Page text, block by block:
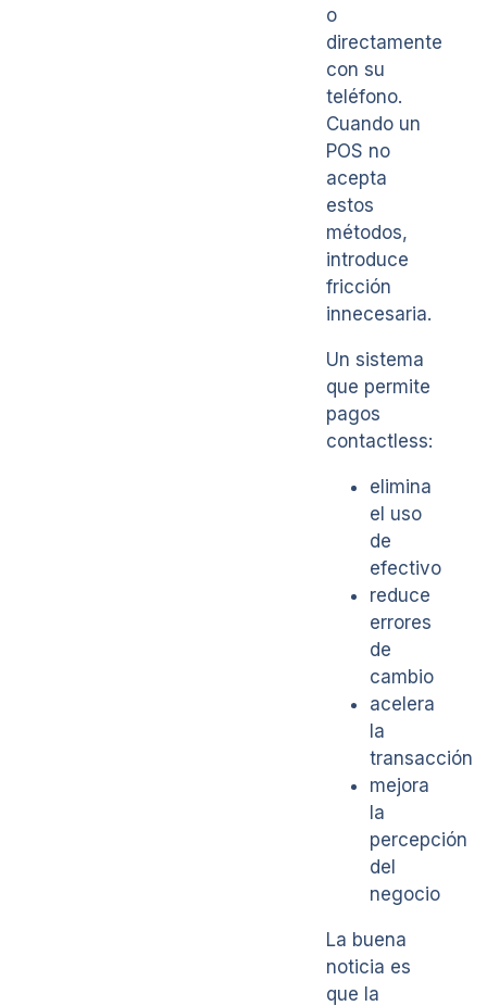
o
directamente
con su
teléfono.
Cuando un
POS no
acepta
estos
métodos,
introduce
fricción
innecesaria.
Un sistema
que permite
pagos
contactless:
elimina
el uso
de
efectivo
reduce
errores
de
cambio
acelera
la
transacción
mejora
la
percepción
del
negocio
La buena
noticia es
que la